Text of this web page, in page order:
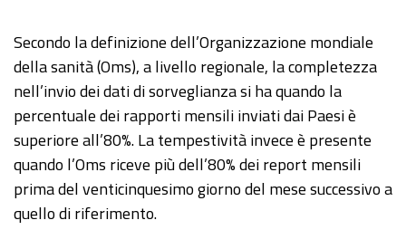
Secondo la definizione dell’Organizzazione mondiale
della sanità (Oms), a livello regionale, la completezza
nell’invio dei dati di sorveglianza si ha quando la
percentuale dei rapporti mensili inviati dai Paesi è
superiore all’80%. La tempestività invece è presente
quando l’Oms riceve più dell’80% dei report mensili
prima del venticinquesimo giorno del mese successivo a
quello di riferimento.